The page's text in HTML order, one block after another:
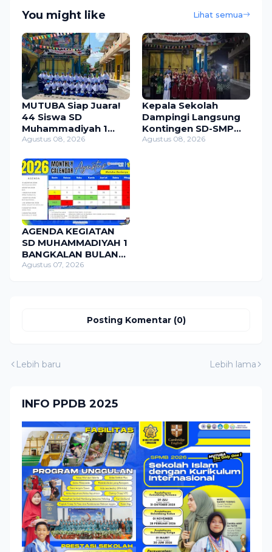
You might like Lihat semua
MUTUBA Siap Juara!
44 Siswa SD
Muhammadiyah 1
Bangkalan Ikuti Gerak
Agustus 08, 2026
Kepala Sekolah
Dampingi Langsung
Kontingen SD-SMP
Muhammadiyah 1
Agustus 08, 2026
AGENDA KEGIATAN
SD MUHAMMADIYAH 1
BANGKALAN BULAN
AGUSTUS 2026
Agustus 07, 2026
Posting Komentar (0)
Lebih baru Lebih lama
INFO PPDB 2025